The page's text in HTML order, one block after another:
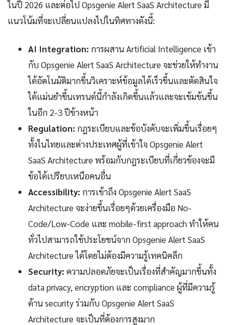
ในปี 2026 และต่อไป Opsgenie Alert SaaS Architecture มี
แนวโน้มที่จะเปลี่ยนแปลงไปในทิศทางดังนี้:
AI Integration: การผสาน Artificial Intelligence เข้า
กับ Opsgenie Alert SaaS Architecture จะช่วยให้ทำงาน
ได้อัตโนมัติมากขึ้นวิเคราะห์ข้อมูลได้เร็วขึ้นและตัดสินใจ
ได้แม่นยำขึ้นเทรนด์นี้กำลังเกิดขึ้นแล้วและจะเข้มข้นขึ้น
ในอีก 2-3 ปีข้างหน้า
Regulation: กฎระเบียบและข้อบังคับจะเพิ่มขึ้นเรื่อยๆ
ทั้งในไทยและต่างประเทศผู้ที่เข้าใจ Opsgenie Alert
SaaS Architecture พร้อมกับกฎระเบียบที่เกี่ยวข้องจะมี
ข้อได้เปรียบเหนือคนอื่น
Accessibility: การเข้าถึง Opsgenie Alert SaaS
Architecture จะง่ายขึ้นเรื่อยๆด้วยเครื่องมือ No-
Code/Low-Code และ mobile-first approach ทำให้คน
ทั่วไปสามารถใช้ประโยชน์จาก Opsgenie Alert SaaS
Architecture ได้โดยไม่ต้องมีความรู้เทคนิคลึก
Security: ความปลอดภัยจะเป็นเรื่องที่สำคัญมากขึ้นทั้ง
data privacy, encryption และ compliance ผู้ที่มีความรู้
ด้าน security ร่วมกับ Opsgenie Alert SaaS
Architecture จะเป็นที่ต้องการสูงมาก